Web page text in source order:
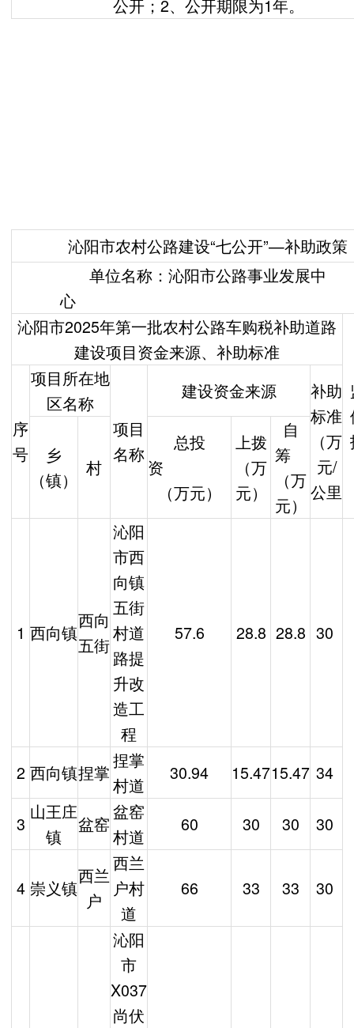
公开；2、公开期限为1年。
沁阳市农村公路建设“七公开”—补助政策
单位名称：沁阳市公路事业发展中
沁阳市2025年第一批农村公路车购税补助道路
建设项目资金来源、补助标准
序
号
项目所在地
区名称
项目
名称
建设资金来源
补助
标准
（万
元/
公里
乡
（镇）
村
总投
资
（万元）
上拨
（万
元）
自
筹
（万
元）
1 西向镇
西向
五街
沁阳
市西
向镇
五街
村道
路提
升改
造工
程
57.6 28.8 28.8 30
2 西向镇捏掌
捏掌
村道
30.94 15.4715.47 34
3
山王庄
镇
盆窑
盆窑
村道
60 30 30 30
4 崇义镇
西兰
户
西兰
户村
道
66 33 33 30
沁阳
市
X037
尚伏